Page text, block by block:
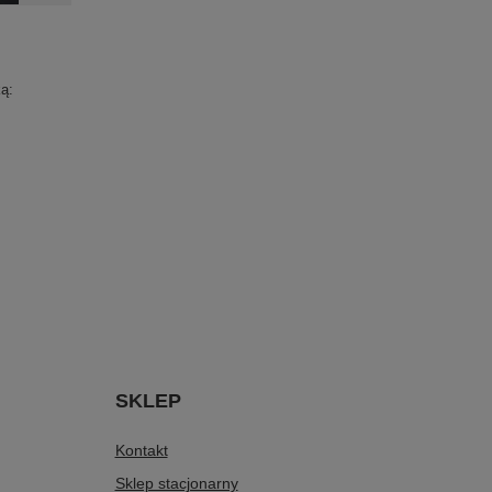
SKLEP
Kontakt
Sklep stacjonarny